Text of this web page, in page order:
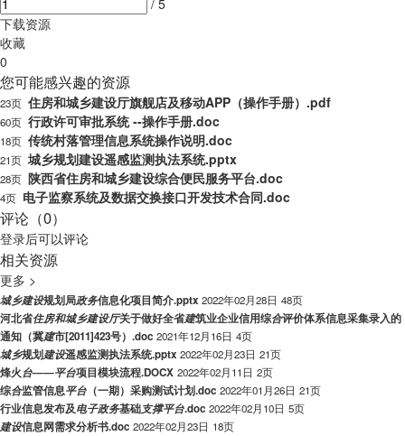
/ 5
下载资源
收藏
0
您可能感兴趣的资源
23页 住房和城乡建设厅旗舰店及移动APP（操作手册）.pdf
60页 行政许可审批系统 --操作手册.doc
18页 传统村落管理信息系统操作说明.doc
21页 城乡规划建设遥感监测执法系统.pptx
28页 陕西省住房和城乡建设综合便民服务平台.doc
4页 电子监察系统及数据交换接口开发技术合同.doc
评论（0）
登录后可以评论
相关资源
更多 >
城乡建设规划局政务信息化项目简介.pptx 2022年02月28日 48页
河北省住房和城乡建设厅关于做好全省建筑业企业信用综合评价体系信息采集录入的
通知（冀建市[2011]423号）.doc 2021年12月16日 4页
城乡规划建设遥感监测执法系统.pptx 2022年02月23日 21页
烽火台——平台项目模块流程.DOCX 2022年02月11日 2页
综合监管信息平台 （一期）采购测试计划.doc 2022年01月26日 21页
行业信息发布及电子政务基础支撑平台.doc 2022年02月10日 5页
建设信息网需求分析书.doc 2022年02月23日 18页